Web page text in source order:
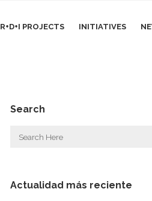
R+D+I PROJECTS INITIATIVES
Search
Actualidad más reciente